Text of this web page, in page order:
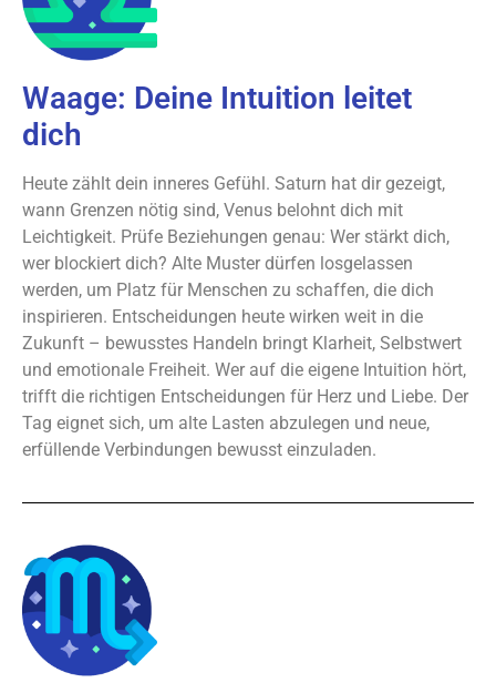
Waage: Deine Intuition leitet
dich
Heute zählt dein inneres Gefühl. Saturn hat dir gezeigt,
wann Grenzen nötig sind, Venus belohnt dich mit
Leichtigkeit. Prüfe Beziehungen genau: Wer stärkt dich,
wer blockiert dich? Alte Muster dürfen losgelassen
werden, um Platz für Menschen zu schaffen, die dich
inspirieren. Entscheidungen heute wirken weit in die
Zukunft – bewusstes Handeln bringt Klarheit, Selbstwert
und emotionale Freiheit. Wer auf die eigene Intuition hört,
trifft die richtigen Entscheidungen für Herz und Liebe. Der
Tag eignet sich, um alte Lasten abzulegen und neue,
erfüllende Verbindungen bewusst einzuladen.